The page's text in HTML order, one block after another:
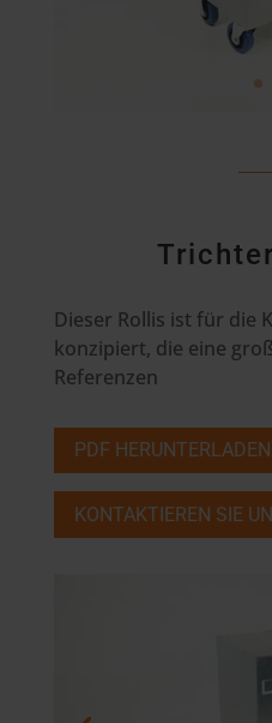
Dieser Rollis ist für die
konzipiert, die eine
Referenzen
PDF HERUNTERLADEN
KONTAKTIEREN SIE